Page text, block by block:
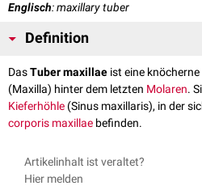
Englisch: maxillary tuber
Definition
DasTuber maxillae ist eine
(Maxilla) hinter dem letzten Molaren.
Kieferhöhle (Sinus maxillaris), in der
corporis maxillae befinden.
Artikelinhalt ist veraltet?
Hier melden